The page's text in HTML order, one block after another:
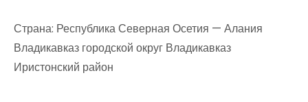
Страна: Республика Северная Осетия — Алания
Владикавказ городской округ Владикавказ
Иристонский район